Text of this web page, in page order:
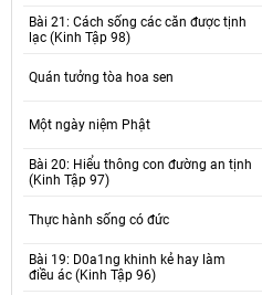
Bài 21: Cách sống các căn được tịnh
lạc (Kinh Tập 98)
Quán tưởng tòa hoa sen
Một ngày niệm Phật
Bài 20: Hiểu thông con đường an tịnh
(Kinh Tập 97)
Thực hành sống có đức
Bài 19: D0a1ng khinh kẻ hay làm
điều ác (Kinh Tập 96)